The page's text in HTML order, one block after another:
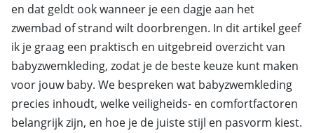
en dat geldt ook wanneer je een dagje aan het
zwembad of strand wilt doorbrengen. In dit artikel geef
ik je graag een praktisch en uitgebreid overzicht van
babyzwemkleding, zodat je de beste keuze kunt maken
voor jouw baby. We bespreken wat babyzwemkleding
precies inhoudt, welke veiligheids- en comfortfactoren
belangrijk zijn, en hoe je de juiste stijl en pasvorm kiest.